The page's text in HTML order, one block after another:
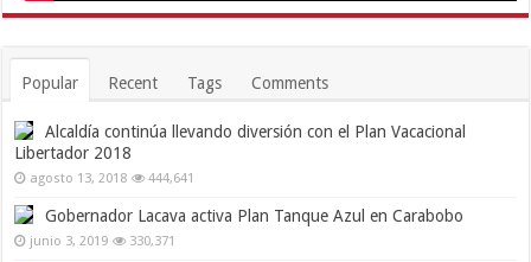
Popular Recent Tags Comments
Alcaldía continúa llevando diversión con el Plan Vacacional
Libertador 2018
agosto 13, 2018 444,641
Gobernador Lacava activa Plan Tanque Azul en Carabobo
junio 3, 2019 330,371